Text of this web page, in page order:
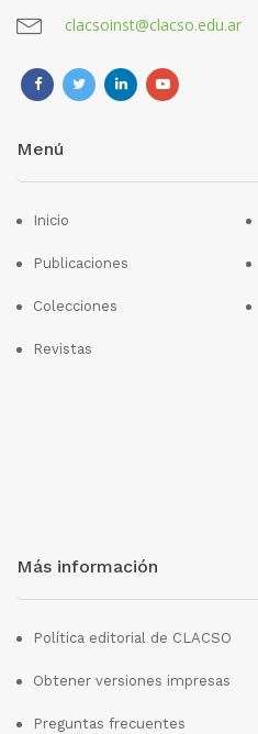
clacsoinst@clacso.edu.ar
Menú
Inicio
Publicaciones
Colecciones
Revistas
Más información
Política editorial de CLACSO
Obtener versiones impresas
Preguntas frecuentes